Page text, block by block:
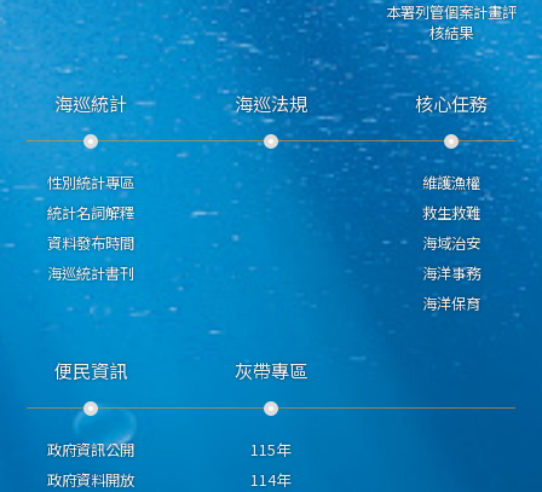
本署列管個案計畫評
核結果
海巡統計
性別統計專區
統計名詞解釋
資料發布時間
海巡統計書刊
海巡法規 核心任務
維護漁權
救生救難
海域治安
海洋事務
海洋保育
便民資訊
政府資訊公開
政府資料開放
灰帶專區
115年
114年